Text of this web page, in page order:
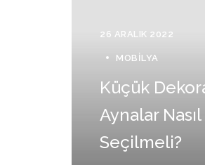
26 ARALIK 2022
MOBILYA
Küçük
Aynalar Nasıl
Seçilmeli?